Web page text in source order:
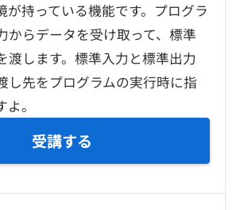
が持っている機能です。プログラ
からデータを受け取って、標準
渡します。標準入力と標準出力
し先をプログラムの実行時に指
。
受講する